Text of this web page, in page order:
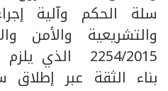
سلة الحكم وآلية
والتشريعية والأمن
2254/2015
بناء الثقة عبر إطلاق